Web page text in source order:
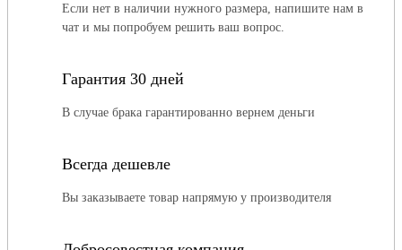
Если нет в наличии нужного размера, напишите нам в
чат и мы попробуем решить ваш вопрос.
Гарантия 30 дней
В случае брака гарантированно вернем деньги
Всегда дешевле
Вы заказываете товар напрямую у производителя